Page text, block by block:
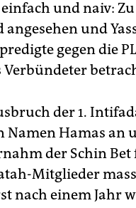
und naiv:
und
gegen die
Verbündeter
der 1.
Namen Hamas an
der Schin Bet
Mitglieder
nach einem Jahr